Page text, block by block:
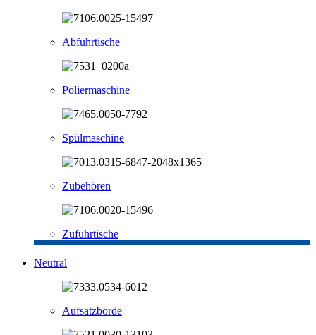
Abfuhrtische
Poliermaschine
Spülmaschine
Zubehören
Zufuhrtische
Neutral
Aufsatzborde